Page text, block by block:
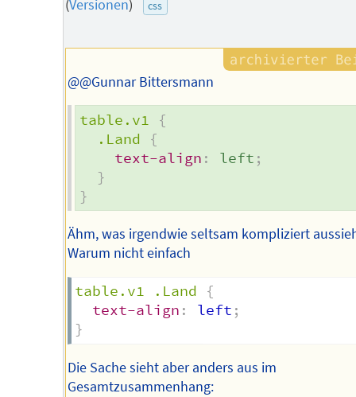
(Versionen) css
@@Gunnar Bittersmann
table.v1
{
.Land
{
text-align : left ;
}
}
Ähm, was irgendwie seltsam kompliziert
Warum nicht einfach
table.v1 .Land
{
text-align : left ;
}
Die Sache sieht aber anders aus im
Gesamtzusammenhang: